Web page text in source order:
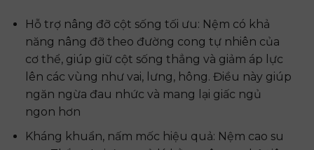
Hỗ trợ nâng đỡ cột sống tối ưu: Nệm có khả
năng nâng đỡ theo đường cong tự nhiên của
cơ thể, giúp giữ cột sống thẳng và giảm áp lực
lên các vùng như vai, lưng, hông. Điều này giúp
ngăn ngừa đau nhức và mang lại giấc ngủ
ngon hơn
Kháng khuẩn, nấm mốc hiệu quả: Nệm cao su